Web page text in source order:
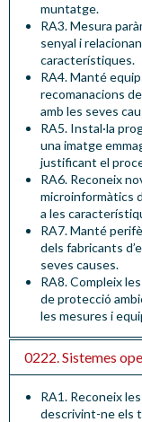
muntatge.
RA3. Mesura
senyal i
característiques.
RA4. Manté
recomanacions
amb les seves
RA5. Instal·la
una imatge
justificant el
RA6. Reconeix
microinformàtics
a les
RA7. Manté
dels fabricants
seves causes.
RA8. Compleix
de protecció
les mesures i
0222. Sistemes
RA1. Reconeix
descrivint-ne els